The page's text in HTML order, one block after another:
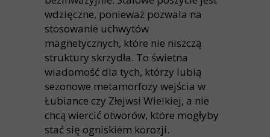
wdzięczne, ponieważ pozwala na
stosowanie uchwytów
magnetycznych, które nie niszczą
struktury skrzydła. To świetna
wiadomość dla tych, którzy lubią
sezonowe metamorfozy wejścia w
Łubiance czy Złejwsi Wielkiej, a nie
chcą wiercić otworów, które mogłyby
stać się ogniskiem korozji.